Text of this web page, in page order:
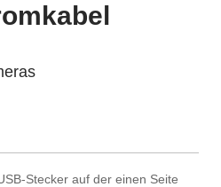
Stecker auf der einen Seite